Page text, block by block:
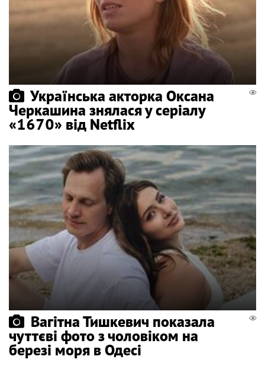
Українська акторка Оксана
Черкашина знялася у серіалу
«1670» від Netflix
Вагітна Тишкевич показала
чуттєві фото з чоловіком на
березі моря в Одесі